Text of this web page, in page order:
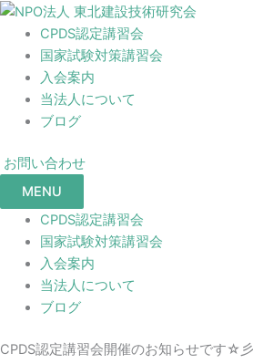
CPDS認定講習会
国家試験対策講習会
入会案内
当法人について
ブログ
お問い合わせ
MENU
CPDS認定講習会
国家試験対策講習会
入会案内
当法人について
ブログ
CPDS認定講習会開催のお知らせです☆彡